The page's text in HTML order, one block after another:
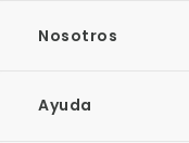
Nosotros
Ayuda